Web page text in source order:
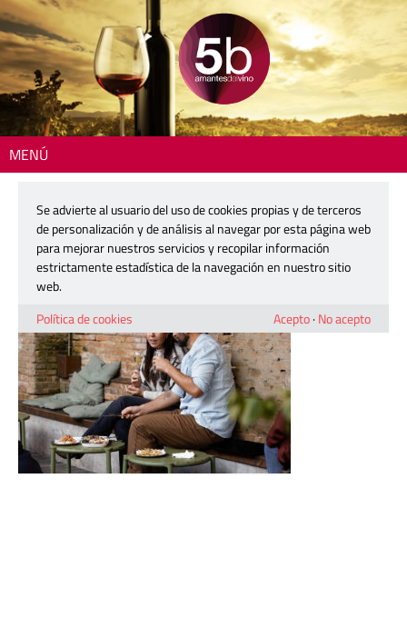
MENÚ
mercader-cava-16-baja
17 diciembre, 2025
Se advierte al usuario del uso de cookies propias y de terceros
de personalización y de análisis al navegar por esta página web
para mejorar nuestros servicios y recopilar información
estrictamente estadística de la navegación en nuestro sitio
web.
Política de cookies
Acepto· No acepto